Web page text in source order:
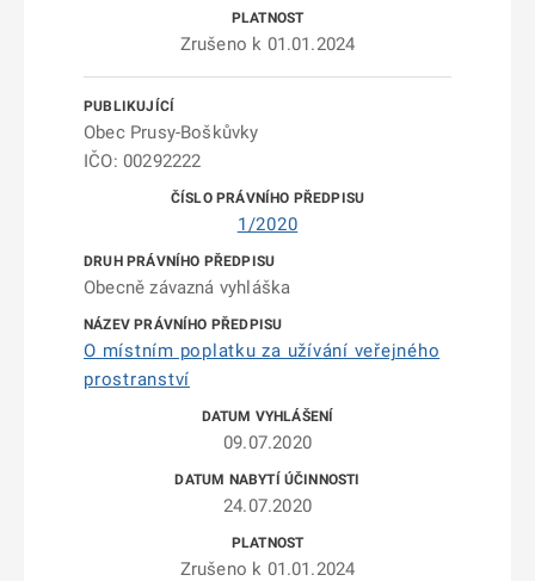
Zrušeno k 01.01.2024
Obec Prusy-Boškůvky
IČO: 00292222
1/2020
Obecně závazná vyhláška
O místním poplatku za užívání veřejného
prostranství
09.07.2020
24.07.2020
Zrušeno k 01.01.2024